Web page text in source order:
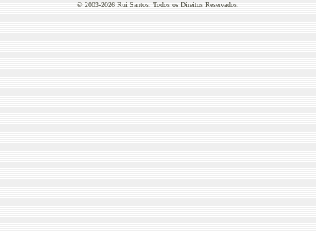
© 2003-2026 Rui Santos. Todos os Direitos Reservados.